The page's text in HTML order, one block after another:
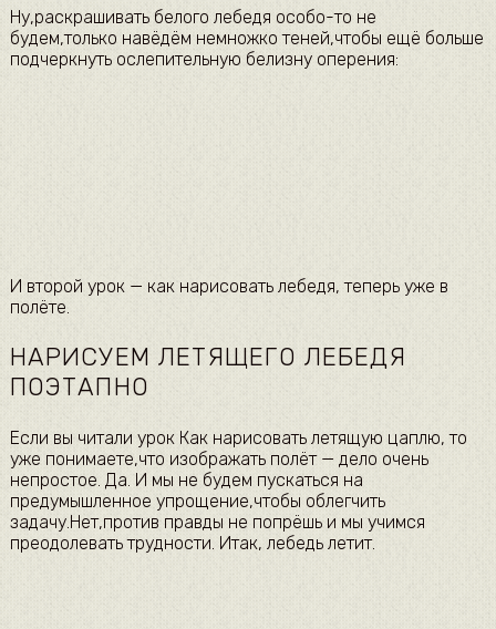
Ну,раскрашивать белого лебедя особо-то не
будем,только навёдём немножко теней,чтобы ещё больше
подчеркнуть ослепительную белизну оперения:
И второй урок — как нарисовать лебедя, теперь уже в
полёте.
НАРИСУЕМ ЛЕТЯЩЕГО ЛЕБЕДЯ
ПОЭТАПНО
Если вы читали урок Как нарисовать летящую цаплю, то
уже понимаете,что изображать полёт — дело очень
непростое. Да. И мы не будем пускаться на
предумышленное упрощение,чтобы облегчить
задачу.Нет,против правды не попрёшь и мы учимся
преодолевать трудности. Итак, лебедь летит.